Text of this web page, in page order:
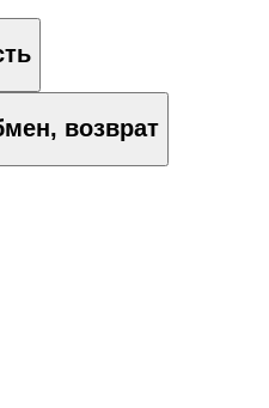
возврат